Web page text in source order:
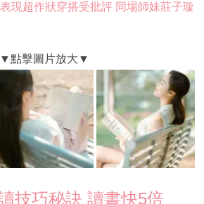
現超作狀穿搭受批評 同場師妹莊子璇
技巧秘訣 讀書快5倍